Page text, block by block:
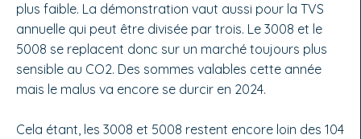
plus faible. La dé­monstration vaut aussi pour la TVS
annuelle qui peut être divisée par trois. Le 3008 et le
5008 se replacent donc sur un marché toujours plus
sensible au CO2. Des sommes valables cette année
mais le malus va encore se durcir en 2024.
Cela étant, les 3008 et 5008 restent encore loin des 104